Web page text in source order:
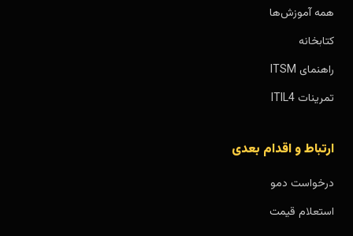
همه آموزش‌ها
کتابخانه
راهنمای ITSM
تمرینات ITIL4
ارتباط و اقدام بعدی
درخواست دمو
استعلام قیمت